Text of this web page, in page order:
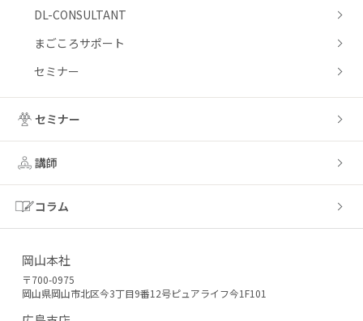
DL-CONSULTANT
まごころサポート
セミナー
セミナー
講師
コラム
岡山本社
〒700-0975
岡山県岡山市北区今3丁目9番12号ピュアライフ今1F101